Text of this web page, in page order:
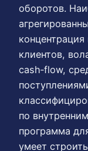
оборотов.
концентрация
клиентов,
cash‑flow,
по
программа
умеет